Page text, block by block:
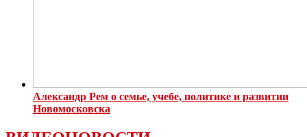
Александр Рем о семье, учебе, политике и развитии
Новомосковска